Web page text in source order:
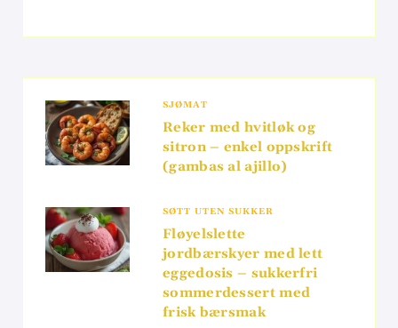
SJØMAT
Reker med hvitløk og
sitron – enkel oppskrift
(gambas al ajillo)
SØTT UTEN SUKKER
Fløyelslette
jordbærskyer med lett
eggedosis – sukkerfri
sommerdessert med
frisk bærsmak